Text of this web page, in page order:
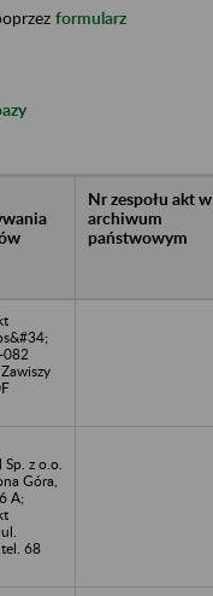
formularz
Nr zespołu akt w
archiwum
państwowym
082
z o.o.
Góra,
A;
68